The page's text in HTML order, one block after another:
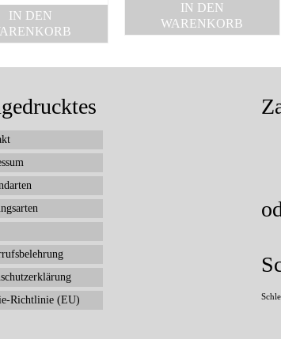
IN DEN
IN DEN
WARENKORB
Richtlinie (EU)